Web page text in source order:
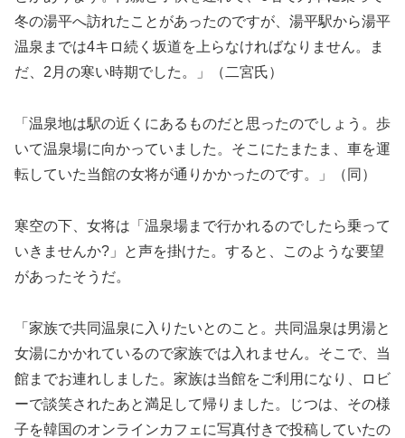
冬の湯平へ訪れたことがあったのですが、湯平駅から湯平
温泉までは4キロ続く坂道を上らなければなりません。ま
だ、2月の寒い時期でした。」（二宮氏）
「温泉地は駅の近くにあるものだと思ったのでしょう。歩
いて温泉場に向かっていました。そこにたまたま、車を運
転していた当館の女将が通りかかったのです。」（同）
寒空の下、女将は「温泉場まで行かれるのでしたら乗って
いきませんか?」と声を掛けた。すると、このような要望
があったそうだ。
「家族で共同温泉に入りたいとのこと。共同温泉は男湯と
女湯にかかれているので家族では入れません。そこで、当
館までお連れしました。家族は当館をご利用になり、ロビ
ーで談笑されたあと満足して帰りました。じつは、その様
子を韓国のオンラインカフェに写真付きで投稿していたの